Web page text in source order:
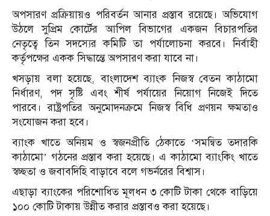
অপসারণ প্রক্রিয়ায়ও পরিবর্তন আনার প্রস্তাব রয়েছে। অভিযোগ
উঠলে সুপ্রিম কোর্টের আপিল বিভাগের একজন বিচারপতির
নেতৃত্বে তিন সদস্যের কমিটি তা পর্যালোচনা করবে। নির্বাহী
কর্তৃপক্ষের একক সিদ্ধান্তে অপসারণ করা যাবে না।
খসড়ায় বলা হয়েছে, বাংলাদেশ ব্যাংক নিজস্ব বেতন কাঠামো
নির্ধারণ, পদ সৃষ্টি এবং শীর্ষ পর্যায়ের নিয়োগ নিজেই দিতে
পারবে। রাষ্ট্রপতির অনুমোদনক্রমে নিজস্ব বিধি প্রণয়ন ক্ষমতাও
সংযোজন করা হবে।
ব্যাংক খাতে অনিয়ম ও স্বজনপ্রীতি ঠেকাতে ‘সমন্বিত তদারকি
কাঠামো’ গঠনের প্রস্তাব করা হয়েছে। এ কাঠামো ব্যাংকিং খাতে
স্বচ্ছতা ও জবাবদিহি বাড়াবে বলে গভর্নরের বিশ্বাস।
এছাড়া ব্যাংকের পরিশোধিত মূলধন ৩ কোটি টাকা থেকে বাড়িয়ে
১০০ কোটি টাকায় উন্নীত করার প্রস্তাবও করা হয়েছে।